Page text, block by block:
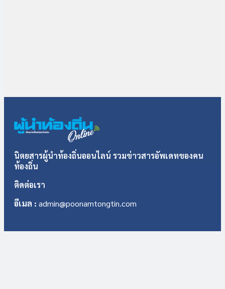
นิตยสารผู้นำท้องถิ่นออนไลน์ รวมข่าวสารอัพเดทของคน
ท้องถิ่น
ติดต่อเรา
อีเมล : admin@poonamtongtin.com